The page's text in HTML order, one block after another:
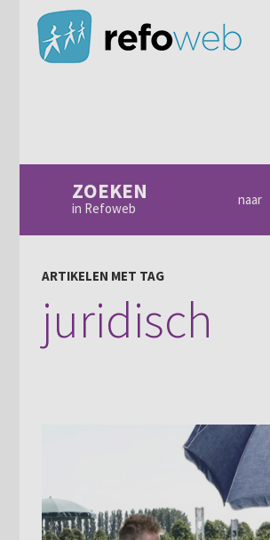
ZOEKEN
in Refoweb
naar
ARTIKELEN MET TAG
juridisch